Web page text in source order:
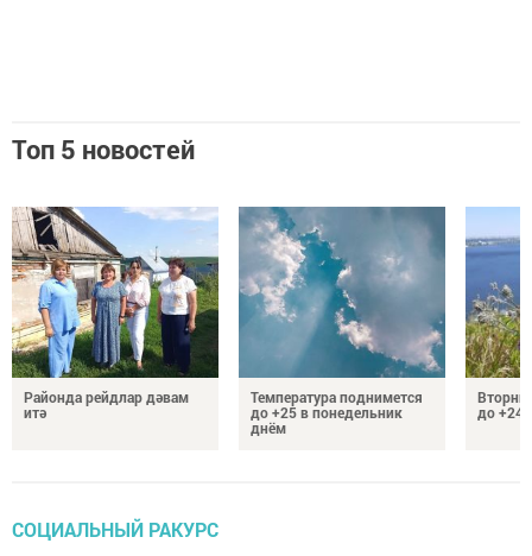
Топ 5 новостей
Районда рейдлар дәвам
итә
Температура поднимется
до +25 в понедельник
днём
до +24
СОЦИАЛЬНЫЙ РАКУРС